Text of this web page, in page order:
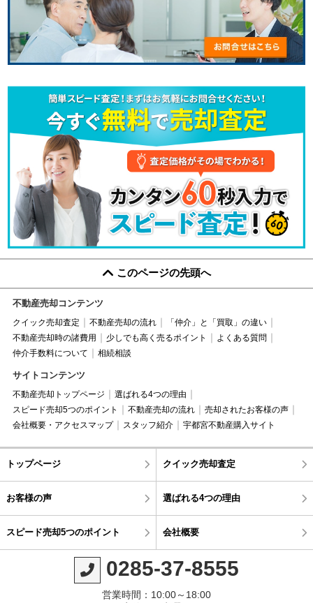
このページの先頭へ
不動産売却コンテンツ
クイック売却査定 不動産売却の流れ
「仲介」と「買取」の違い
不動産売却時の諸費用
少しでも高く売るポイント
よくある質問
仲介手数料について
相続相談
サイトコンテンツ
不動産売却トップページ
選ばれる4つの理由
スピード売却5つのポイント
不動産売却の流れ
売却されたお客様の声
会社概要・アクセスマップ
スタッフ紹介 宇都宮不動産購入サイト
トップページ クイック売却査定
お客様の声 選ばれる4つの理由
スピード売却5つのポイント 会社概要
0285-37-8555
営業時間：10:00～18:00